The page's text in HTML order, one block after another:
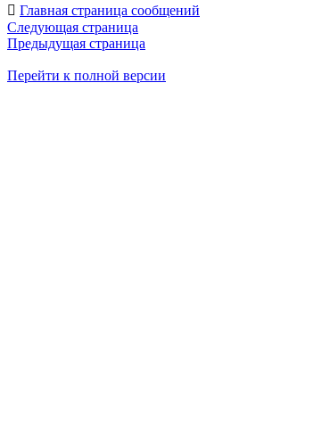
 Главная страница сообщений
Следующая страница
Предыдущая страница
Перейти к полной версии